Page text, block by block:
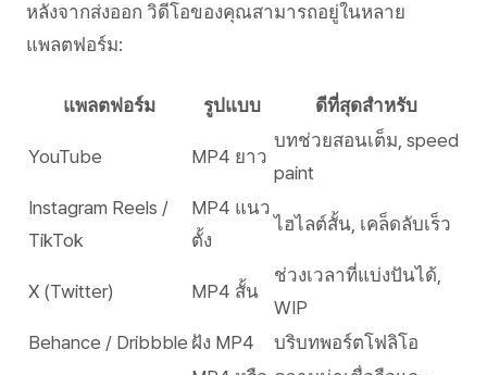
หลังจากส่งออก วิดีโอของคุณสามารถอยู่ในหลาย
แพลตฟอร์ม:
แพลตฟอร์ม รูปแบบ ดีที่สุดสำหรับ
YouTube MP4 ยาว
บทช่วยสอนเต็ม, speed
paint
Instagram Reels /
TikTok
MP4 แนว
ตั้ง
ไฮไลต์สั้น, เคล็ดลับเร็ว
X (Twitter) MP4 สั้น
ช่วงเวลาที่แบ่งปันได้,
WIP
Behance / Dribbble ฝัง MP4 บริบทพอร์ตโฟลิโอ